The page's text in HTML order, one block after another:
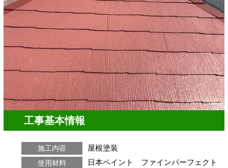
工事基本情報
施工内容 屋根塗装
使用材料
日本ペイント ファインパーフェクト